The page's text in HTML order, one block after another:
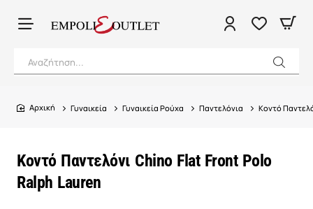
Αναζήτηση...
Κοντό Παντελόνι Chino Flat Front Polo
Ralph Lauren
home
Γυναικεία Γυναικεία Ρούχα Παντελόνια Κοντό